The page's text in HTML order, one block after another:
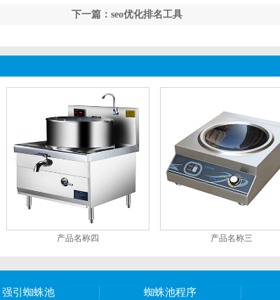
下一篇：seo优化排名工具
产品名称四 产品名称三
强引蜘蛛池 蜘蛛池程序